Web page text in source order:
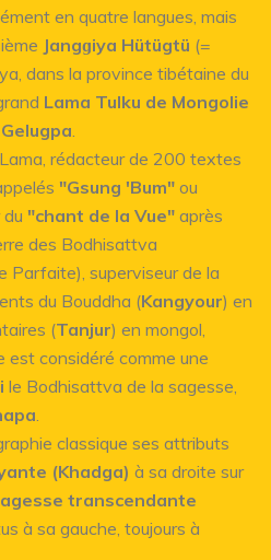
en quatre langues, mais
Jangɡiya Hütügtü (=
dans la province tibétaine du
Lama Tulku de Mongolie
Gelugpa
rédacteur de 200 textes
"Gsung 'Bum" ou
"chant de la Vue" après
des Bodhisattva
Parfaite), superviseur de la
du Bouddha (Kangyour) en
(Tanjur) en mongol,
est considéré comme une
le Bodhisattva de la sagesse,
classique ses attributs
(Khadga) à sa droite sur
transcendante
à sa gauche, toujours à